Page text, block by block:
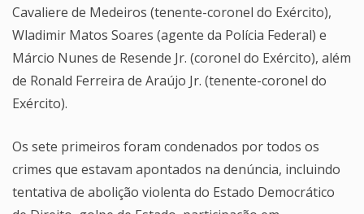
Cavaliere de Medeiros (tenente-coronel do Exército),
Wladimir Matos Soares (agente da Polícia Federal) e
Márcio Nunes de Resende Jr. (coronel do Exército), além
de Ronald Ferreira de Araújo Jr. (tenente-coronel do
Exército).
Os sete primeiros foram condenados por todos os
crimes que estavam apontados na denúncia, incluindo
tentativa de abolição violenta do Estado Democrático